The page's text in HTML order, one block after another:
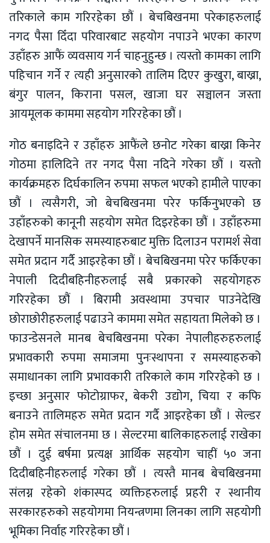
तरिकाले काम गरिरहेका छौं । बेचबिखनमा परेकाहरुलाई
नगद पैसा दिँदा परिवारबाट सहयोग नपाउने भएका कारण
उहाँहरु आफैं व्यवसाय गर्न चाहनुहुन्छ । त्यस्तो कामका लागि
पहिचान गर्ने र त्यही अनुसारको तालिम दिएर कुखुरा, बाख्रा,
बंगुर पालन, किराना पसल, खाजा घर सञ्चालन जस्ता
आयमूलक काममा सहयोग गरिरहेका छौं ।
गोठ बनाइदिने र उहाँहरु आफैंले छनोट गरेका बाख्रा किनेर
गोठमा हालिदिने तर नगद पैसा नदिने गरेका छौं । यस्तो
कार्यक्रमहरु दिर्घकालिन रुपमा सफल भएको हामीले पाएका
छौं । त्यसैगरी, जो बेचबिखनमा परेर फर्किनुभएको छ
उहाँहरुको कानूनी सहयोग समेत दिइरहेका छौं । उहाँहरुमा
देखापर्ने मानसिक समस्याहरुबाट मुक्ति दिलाउन परामर्श सेवा
समेत प्रदान गर्दै आइरहेका छौं । बेचबिखनमा परेर फर्किएका
नेपाली दिदीबहिनीहरुलाई सबै प्रकारको सहयोगहरु
गरिरहेका छौं । बिरामी अवस्थामा उपचार पाउनेदेखि
छोराछोरीहरुलाई पढाउने काममा समेत सहायता मिलेको छ ।
फाउन्डेसनले मानब बेचबिखनमा परेका नेपालीहरुहरुलाई
प्रभावकारी रुपमा समाजमा पुनःस्थापना र समस्याहरुको
समाधानका लागि प्रभावकारी तरिकाले काम गरिरहेको छ ।
इच्छा अनुसार फोटोग्राफर, बेकरी उद्योग, चिया र कफि
बनाउने तालिमहरु समेत प्रदान गर्दै आइरहेका छौं । सेल्डर
होम समेत संचालनमा छ । सेल्टरमा बालिकाहरुलाई राखेका
छौं । दुई बर्षमा प्रत्यक्ष आर्थिक सहयोग चाहीं ५० जना
दिदीबहिनीहरुलाई गरेका छौं । त्यस्तै मानब बेचबिखनमा
संलग्न रहेको शंकास्पद व्यक्तिहरुलाई प्रहरी र स्थानीय
सरकारहरुको सहयोगमा नियन्त्रणमा लिनका लागि सहयोगी
भूमिका निर्वाह गरिरहेका छौं ।